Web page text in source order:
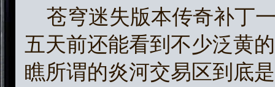
苍穹迷失版本传奇补丁
五天前还能看到不少泛黄
瞧所谓的炎河交易区到底